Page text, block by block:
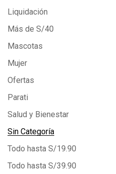
Liquidación
Más de S/40
Mascotas
Mujer
Ofertas
Parati
Salud y Bienestar
Sin Categoría
Todo hasta S/19.90
Todo hasta S/39.90